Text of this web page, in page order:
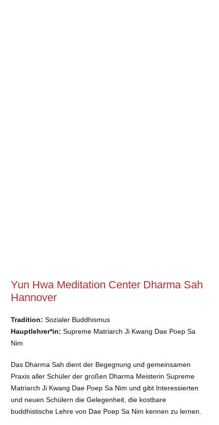
Yun Hwa Meditation Center Dharma Sah
Hannover
Tradition: Sozialer Buddhismus
Hauptlehrer*in: Supreme Matriarch Ji Kwang Dae Poep Sa
Nim
Das Dharma Sah dient der Begegnung und gemeinsamen
Praxis aller Schüler der großen Dharma Meisterin Supreme
Matriarch Ji Kwang Dae Poep Sa Nim und gibt Interessierten
und neuen Schülern die Gelegenheit, die kostbare
buddhistische Lehre von Dae Poep Sa Nim kennen zu lernen.